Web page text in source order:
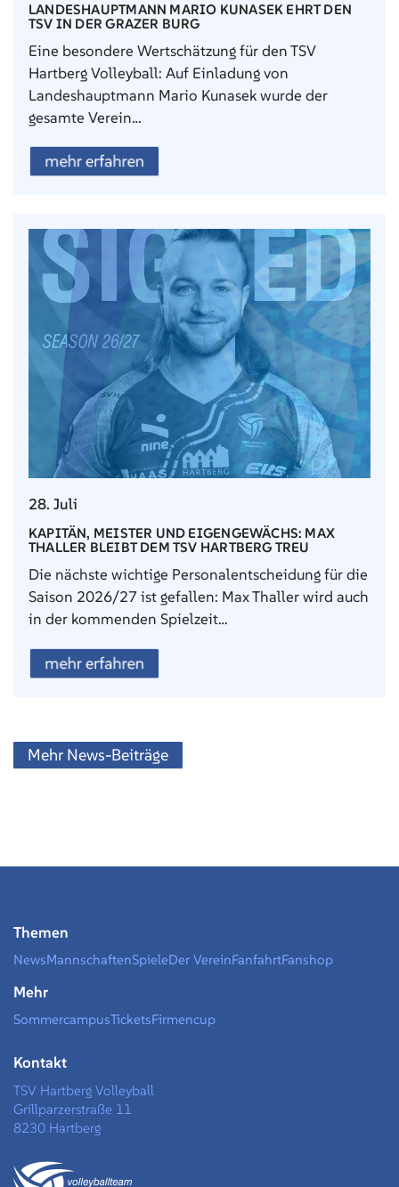
LANDESHAUPTMANN MARIO KUNASEK EHRT DEN
TSV IN DER GRAZER BURG
Eine besondere Wertschätzung für den TSV
Hartberg Volleyball: Auf Einladung von
Landeshauptmann Mario Kunasek wurde der
gesamte Verein…
mehr erfahren
28. Juli
KAPITÄN, MEISTER UND EIGENGEWÄCHS: MAX
THALLER BLEIBT DEM TSV HARTBERG TREU
Die nächste wichtige Personalentscheidung für die
Saison 2026/27 ist gefallen: Max Thaller wird auch
in der kommenden Spielzeit…
mehr erfahren
Mehr News-Beiträge
Themen
NewsMannschaftenSpieleDer VereinFanfahrtFanshop
Mehr
SommercampusTicketsFirmencup
Kontakt
TSV Hartberg Volleyball
Grillparzerstraße 11
8230 Hartberg